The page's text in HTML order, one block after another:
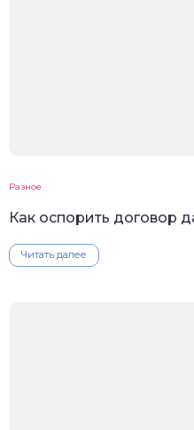
Разное
Как оспорить договор
Читать далее